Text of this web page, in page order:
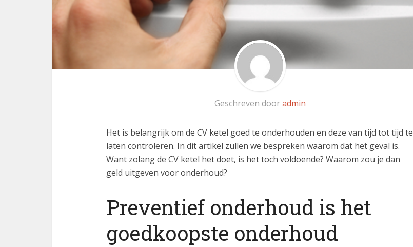
Geschreven dooradmin
Het is belangrijk om de CV ketel goed te onderhouden en deze van tijd tot tijd te
laten controleren. In dit artikel zullen we bespreken waarom dat het geval is.
Want zolang de CV ketel het doet, is het toch voldoende? Waarom zou je dan
geld uitgeven voor onderhoud?
Preventief onderhoud is het
goedkoopste onderhoud